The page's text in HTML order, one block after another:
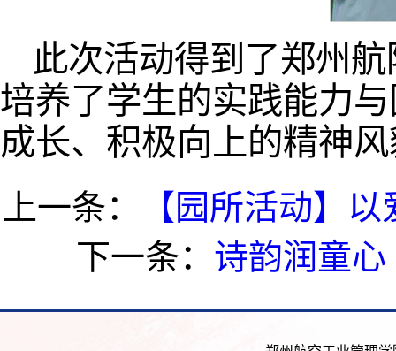
此次活动得到了郑州
培养了学生的实践能力
成长、积极向上的精神
上一条：
【园所活动】
下一条： 诗韵润童